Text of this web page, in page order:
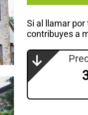
Si al llamar
contribuyes a